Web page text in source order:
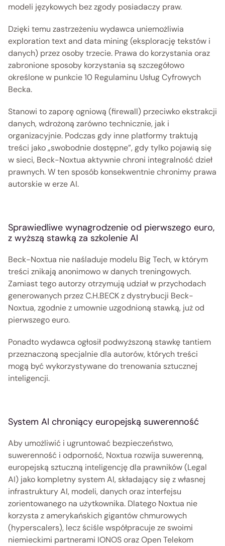
modeli językowych bez zgody posiadaczy praw.
Dzięki temu zastrzeżeniu wydawca uniemożliwia
exploration text and data mining (eksplorację tekstów i
danych) przez osoby trzecie. Prawa do korzystania oraz
zabronione sposoby korzystania są szczegółowo
określone w punkcie 10 Regulaminu Usług Cyfrowych
Becka.
Stanowi to zaporę ogniową (firewall) przeciwko ekstrakcji
danych, wdrożoną zarówno technicznie, jak i
organizacyjnie. Podczas gdy inne platformy traktują
treści jako „swobodnie dostępne”, gdy tylko pojawią się
w sieci, Beck-Noxtua aktywnie chroni integralność dzieł
prawnych. W ten sposób konsekwentnie chronimy prawa
autorskie w erze AI.
Sprawiedliwe wynagrodzenie od pierwszego euro,
z wyższą stawką za szkolenie AI
Beck-Noxtua nie naśladuje modelu Big Tech, w którym
treści znikają anonimowo w danych treningowych.
Zamiast tego autorzy otrzymują udział w przychodach
generowanych przez C.H.BECK z dystrybucji Beck-
Noxtua, zgodnie z umownie uzgodnioną stawką, już od
pierwszego euro.
Ponadto wydawca ogłosił podwyższoną stawkę tantiem
przeznaczoną specjalnie dla autorów, których treści
mogą być wykorzystywane do trenowania sztucznej
inteligencji.
System AI chroniący europejską suwerenność
Aby umożliwić i ugruntować bezpieczeństwo,
suwerenność i odporność, Noxtua rozwija suwerenną,
europejską sztuczną inteligencję dla prawników (Legal
AI) jako kompletny system AI, składający się z własnej
infrastruktury AI, modeli, danych oraz interfejsu
zorientowanego na użytkownika. Dlatego Noxtua nie
korzysta z amerykańskich gigantów chmurowych
(hyperscalers), lecz ściśle współpracuje ze swoimi
niemieckimi partnerami IONOS oraz Open Telekom